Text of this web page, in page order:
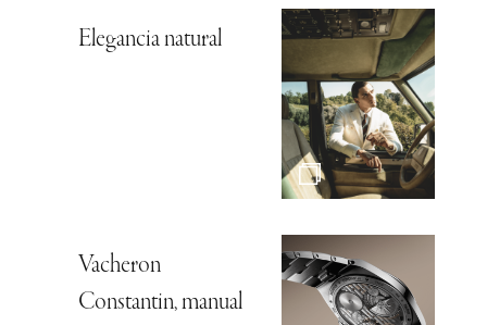
Elegancia natural
Vacheron
Constantin, manual